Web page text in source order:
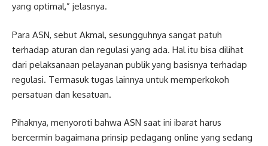
yang optimal,” jelasnya.
Para ASN, sebut Akmal, sesungguhnya sangat patuh
terhadap aturan dan regulasi yang ada. Hal itu bisa dilihat
dari pelaksanaan pelayanan publik yang basisnya terhadap
regulasi. Termasuk tugas lainnya untuk memperkokoh
persatuan dan kesatuan.
Pihaknya, menyoroti bahwa ASN saat ini ibarat harus
bercermin bagaimana prinsip pedagang online yang sedang